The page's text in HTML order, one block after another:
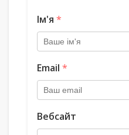
Ім'я *
Email *
Вебсайт